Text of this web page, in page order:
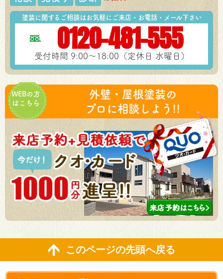
塗装に関するご相談はお気軽にご来店・お電話・メール下さい
0120-481-555
受付時間 9:00～18:00（定休日 水曜日）
WEBの方
はこちら
外壁・屋根塗装の
プロに相談しよう!!
このページの先頭へ戻る